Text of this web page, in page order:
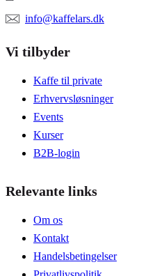
info@kaffelars.dk
Vi tilbyder
Kaffe til private
Erhvervsløsninger
Events
Kurser
B2B-login
Relevante links
Om os
Kontakt
Handelsbetingelser